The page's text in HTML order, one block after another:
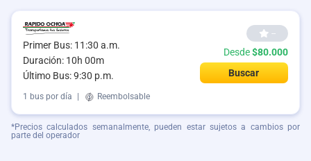
Primer Bus: 11:30 a.m.
Duración: 10h 00m
Último Bus: 9:30 p.m.
--
Desde$80.000
Buscar
1 bus por día Reembolsable
*Precios calculados semanalmente, pueden estar sujetos a cambios por
parte del operador